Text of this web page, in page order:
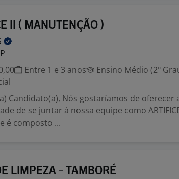
II ( MANUTENÇÃO )
Entre 1 e 3 anos
Ensino Médio (2º
Candidato(a), Nós gostaríamos de oferecer
de se juntar à nossa equipe como
é composto ...
LIMPEZA - TAMBORÉ